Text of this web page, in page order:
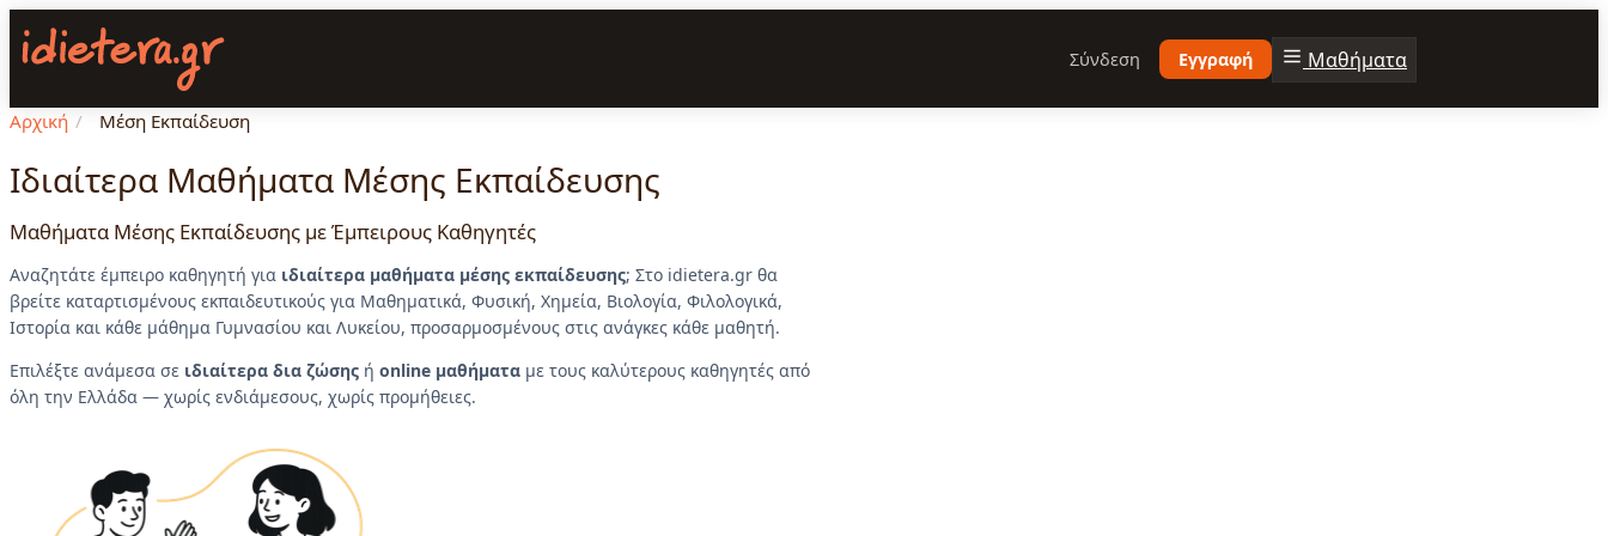
Παράκαμψη
προς
κυρίως
περιεχόμενο
Σύνδεση Εγγραφή Μαθήματα
Αρχική / Μέση Εκπαίδευση
Ιδιαίτερα Μαθήματα Μέσης Εκπαίδευσης
Μαθήματα Μέσης Εκπαίδευσης με Έμπειρους Καθηγητές
Αναζητάτε έμπειρο καθηγητή για ιδιαίτερα μαθήματα μέσης εκπαίδευσης; Στο idietera.gr θα
βρείτε καταρτισμένους εκπαιδευτικούς για Μαθηματικά, Φυσική, Χημεία, Βιολογία, Φιλολογικά,
Ιστορία και κάθε μάθημα Γυμνασίου και Λυκείου, προσαρμοσμένους στις ανάγκες κάθε μαθητή.
Επιλέξτε ανάμεσα σε ιδιαίτερα δια ζώσης ή online μαθήματα με τους καλύτερους καθηγητές από
όλη την Ελλάδα — χωρίς ενδιάμεσους, χωρίς προμήθειες.